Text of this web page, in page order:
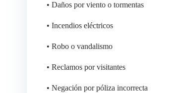
• Daños por viento o tormentas
• Incendios eléctricos
• Robo o vandalismo
• Reclamos por visitantes
• Negación por póliza incorrecta